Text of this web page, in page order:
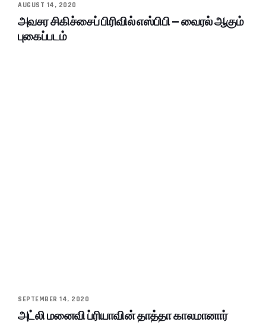
AUGUST 14, 2020
அவசர சிகிச்சைப் பிரிவில் எஸ்பிபி – வைரல் ஆகும்
புகைப்படம்
SEPTEMBER 14, 2020
அட்லி மனைவி ப்ரியாவின் தாத்தா காலமானார்